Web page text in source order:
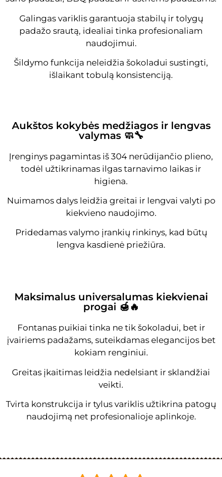
Galingas variklis garantuoja stabilų ir tolygų
padažo srautą, idealiai tinka profesionaliam
naudojimui.
Šildymo funkcija neleidžia šokoladui sustingti,
išlaikant tobulą konsistenciją.
Aukštos kokybės medžiagos ir lengvas
valymas 🧼🔧
Įrenginys pagamintas iš 304 nerūdijančio plieno,
todėl užtikrinamas ilgas tarnavimo laikas ir
higiena.
Nuimamos dalys leidžia greitai ir lengvai valyti po
kiekvieno naudojimo.
Pridedamas valymo įrankių rinkinys, kad būtų
lengva kasdienė priežiūra.
Maksimalus universalumas kiekvienai
progai 🍯🔥
Fontanas puikiai tinka ne tik šokoladui, bet ir
įvairiems padažams, suteikdamas elegancijos bet
kokiam renginiui.
Greitas įkaitimas leidžia nedelsiant ir sklandžiai
veikti.
Tvirta konstrukcija ir tylus variklis užtikrina patogų
naudojimą net profesionalioje aplinkoje.